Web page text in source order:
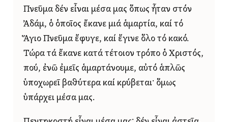
Πνεῦμα δέν εἶναι μέσα μας ὅπως ἦταν στόν
Ἀδάμ, ὁ ὁποῖος ἔκανε μιά ἁμαρτία, καί τό
Ἅγιο Πνεῦμα ἔφυγε, καί ἔγινε ὅλο τό κακό.
Τώρα τά ἔκανε κατά τέτοιον τρόπο ὁ Χριστός,
πού, ἐνῶ ἐμεῖς ἁμαρτάνουμε, αὐτό ἁπλῶς
ὑποχωρεῖ βαθύτερα καί κρύβεται· ὅμως
ὑπάρχει μέσα μας.